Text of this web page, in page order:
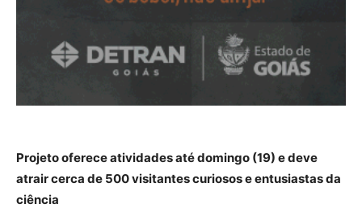
Projeto oferece atividades até domingo (19) e deve
atrair cerca de 500 visitantes curiosos e entusiastas da
ciência